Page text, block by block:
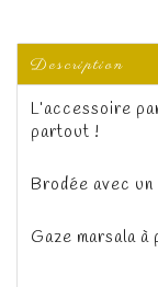
Description
L’accessoire
partout !
Brodée avec
Gaze marsala